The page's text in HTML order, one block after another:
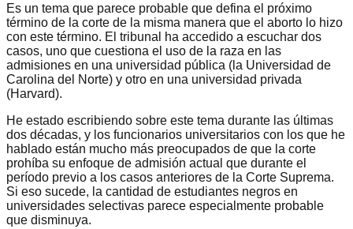
Es un tema que parece probable que defina el próximo
término de la corte de la misma manera que el aborto lo hizo
con este término. El tribunal ha accedido a escuchar dos
casos, uno que cuestiona el uso de la raza en las
admisiones en una universidad pública (la Universidad de
Carolina del Norte) y otro en una universidad privada
(Harvard).
He estado escribiendo sobre este tema durante las últimas
dos décadas, y los funcionarios universitarios con los que he
hablado están mucho más preocupados de que la corte
prohíba su enfoque de admisión actual que durante el
período previo a los casos anteriores de la Corte Suprema.
Si eso sucede, la cantidad de estudiantes negros en
universidades selectivas parece especialmente probable
que disminuya.